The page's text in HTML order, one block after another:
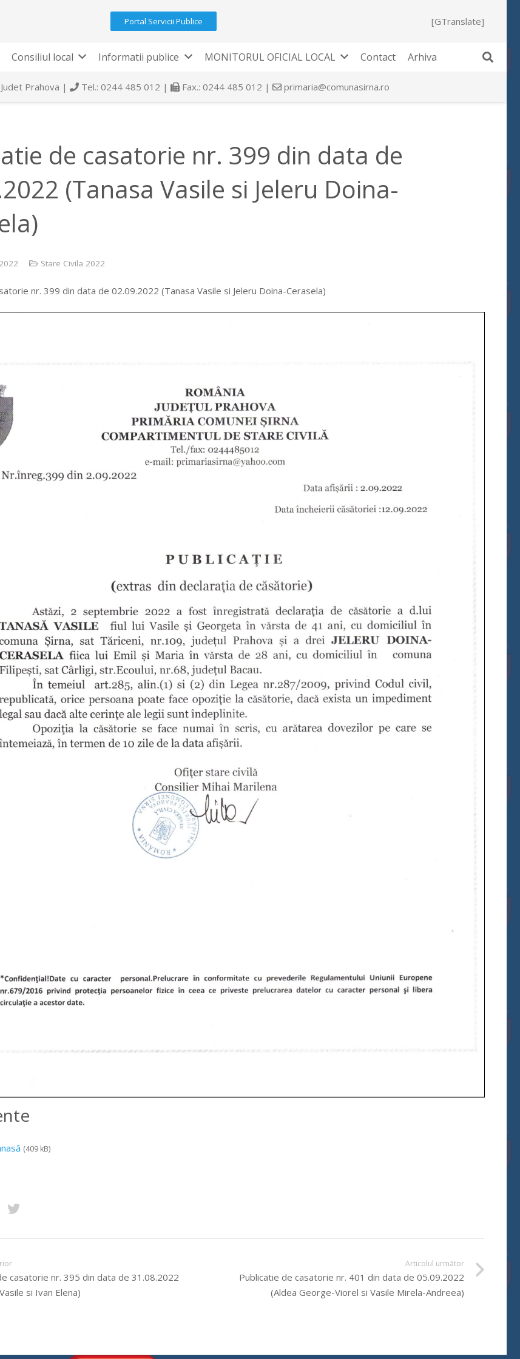
Portal Servicii Publice [GTranslate]
Consiliul local Informatii publice MONITORUL OFICIAL LOCAL Contact Arhiva
Prahova | Tel.: 0244 485 012 | Fax.: 0244 485 012 | primaria@comunasirna.ro
de casatorie nr. 399 din data de
(Tanasa Vasile si Jeleru Doina-
Stare Civila 2022
nr. 399 din data de 02.09.2022 (Tanasa Vasile si Jeleru Doina-Cerasela)
(409 kB)
casatorie nr. 395 din data de 31.08.2022
si Ivan Elena)
Articolul următor
Publicatie de casatorie nr. 401 din data de 05.09.2022
(Aldea George-Viorel si Vasile Mirela-Andreea)